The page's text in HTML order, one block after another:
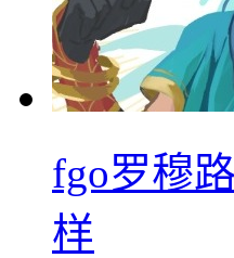
fgo罗穆
样